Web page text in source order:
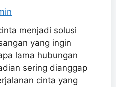
menjadi solusi
yang ingin
lama hubungan
sering dianggap
cinta yang